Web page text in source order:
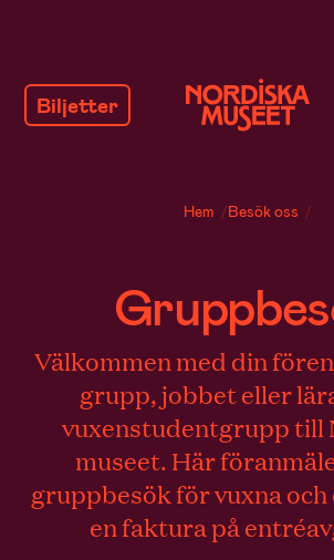
INNEHÅLL
Biljetter
Hem /Besök oss /
Välkommen med din
grupp, jobbet eller
vuxenstudentgrupp till
museet. Här
gruppbesök för vuxna och
en faktura på